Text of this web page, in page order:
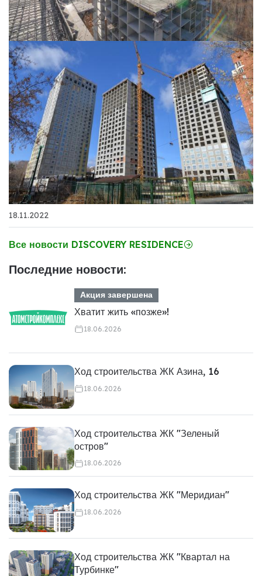
18.11.2022
Все новости DISCOVERY RESIDENCE
Последние новости:
Акция завершена
Хватит жить «позже»!
18.06.2026
Ход строительства ЖК Азина, 16
18.06.2026
Ход строительства ЖК "Зеленый
остров"
18.06.2026
Ход строительства ЖК "Меридиан"
18.06.2026
Ход строительства ЖК "Квартал на
Турбинке"